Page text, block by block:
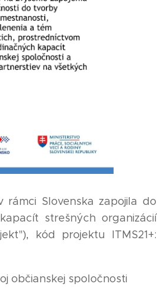
rámci Slovenska zapojila do
strešných organizácií
kód projektu ITMS21+:
občianskej spoločnosti